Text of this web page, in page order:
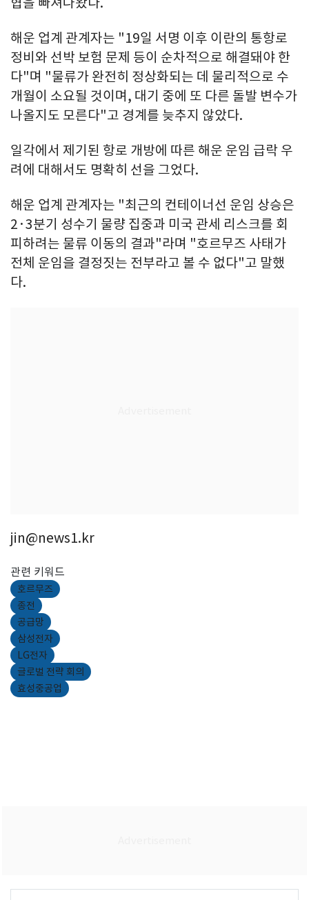
해운 업계 관계자는 "19일 서명 이후 이란의 통항로
정비와 선박 보험 문제 등이 순차적으로 해결돼야 한
다"며 "물류가 완전히 정상화되는 데 물리적으로 수
개월이 소요될 것이며, 대기 중에 또 다른 돌발 변수가
나올지도 모른다"고 경계를 늦추지 않았다.
일각에서 제기된 항로 개방에 따른 해운 운임 급락 우
려에 대해서도 명확히 선을 그었다.
해운 업계 관계자는 "최근의 컨테이너선 운임 상승은
2·3분기 성수기 물량 집중과 미국 관세 리스크를 회
피하려는 물류 이동의 결과"라며 "호르무즈 사태가
전체 운임을 결정짓는 전부라고 볼 수 없다"고 말했
다.
jin@news1.kr
관련 키워드
호르무즈
종전
공급망
삼성전자
LG전자
글로벌 전략 회의
효성중공업